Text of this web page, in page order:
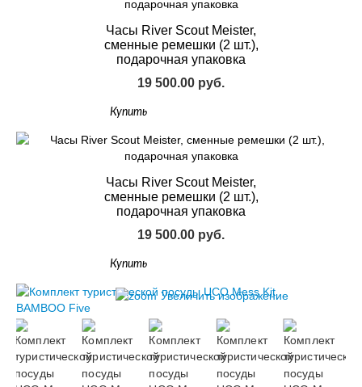
Часы River Scout Meister,
сменные ремешки (2 шт.),
подарочная упаковка
19 500.00 руб.
Купить
Часы River Scout Meister,
сменные ремешки (2 шт.),
подарочная упаковка
19 500.00 руб.
Купить
Увеличить изображение